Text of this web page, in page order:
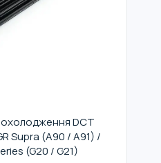
охолодження DCT
Supra (A90 / A91) /
(G20 / G21)